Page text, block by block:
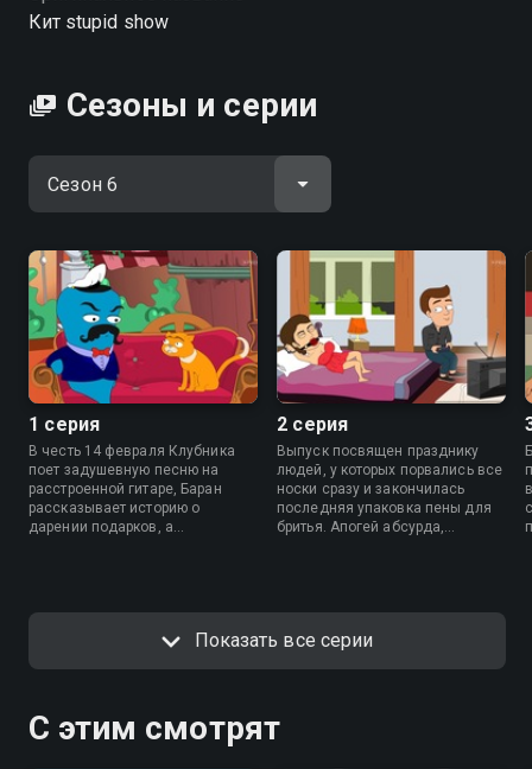
качестве на Смотрёшке
Кит stupid show
Сезоны и серии
1 серия
В честь 14 февраля Клубника
поет задушевную песню на
расстроенной гитаре, Баран
рассказывает историю о
дарении подарков, а
2 серия
Выпуск посвящен празднику
людей, у которых порвались все
носки сразу и закончилась
последняя упаковка пены для
бритья. Апогей абсурда,
Показать все серии
С этим смотрят